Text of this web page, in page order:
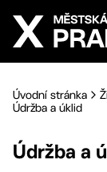
Přejít na
Úvodní stránka
Údržba a úklid
Údržba a